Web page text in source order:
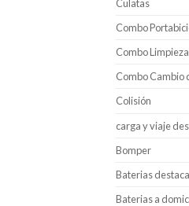
Culatas
Combo
Combo Limpieza
Combo Cambio
Colisión
carga y viaje
Bomper
Baterias
Baterias a